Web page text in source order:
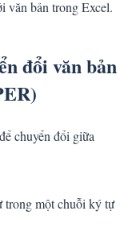
văn bản trong Excel.
đổi văn bản
chuyển đổi giữa
trong một chuỗi ký tự